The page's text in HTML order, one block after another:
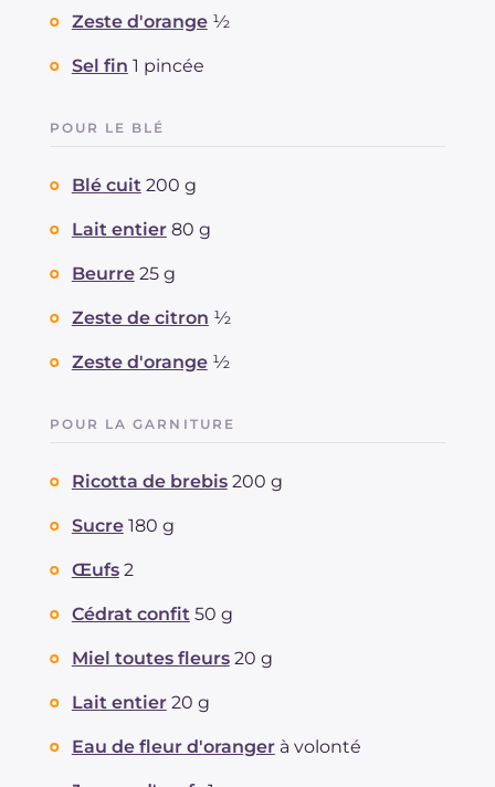
Zeste d'orange ½
Sel fin 1 pincée
POUR LE BLÉ
Blé cuit 200 g
Lait entier 80 g
Beurre 25 g
Zeste de citron ½
Zeste d'orange ½
POUR LA GARNITURE
Ricotta de brebis 200 g
Sucre 180 g
Œufs 2
Cédrat confit 50 g
Miel toutes fleurs 20 g
Lait entier 20 g
Eau de fleur d'oranger à volonté